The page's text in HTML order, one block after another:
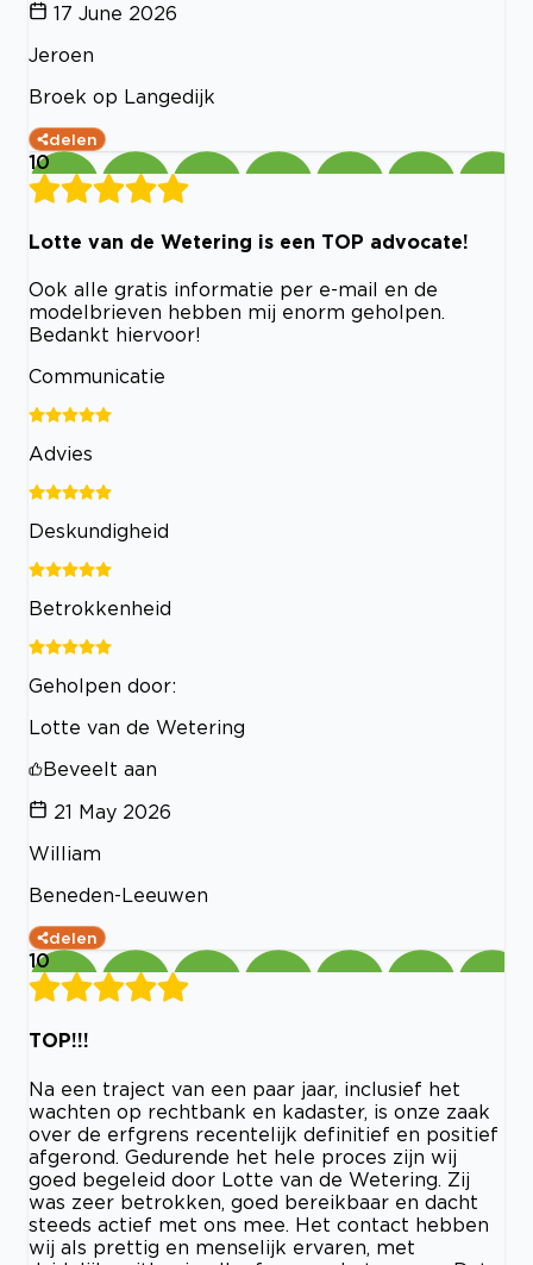
17 June 2026
Jeroen
Broek op Langedijk
delen
10
Lotte van de Wetering is een TOP advocate!
Ook alle gratis informatie per e-mail en de
modelbrieven hebben mij enorm geholpen.
Bedankt hiervoor!
Communicatie
Advies
Deskundigheid
Betrokkenheid
Geholpen door:
Lotte van de Wetering
Beveelt aan
21 May 2026
William
Beneden-Leeuwen
delen
10
TOP!!!
Na een traject van een paar jaar, inclusief het
wachten op rechtbank en kadaster, is onze zaak
over de erfgrens recentelijk definitief en positief
afgerond. Gedurende het hele proces zijn wij
goed begeleid door Lotte van de Wetering. Zij
was zeer betrokken, goed bereikbaar en dacht
steeds actief met ons mee. Het contact hebben
wij als prettig en menselijk ervaren, met